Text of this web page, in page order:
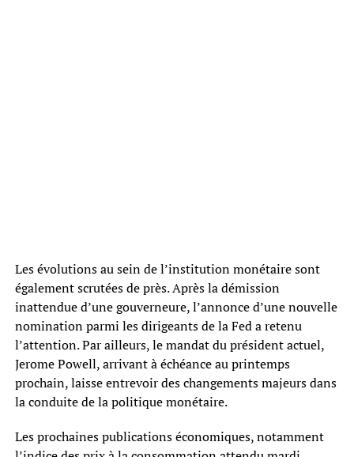
Les évolutions au sein de l’institution monétaire sont
également scrutées de près. Après la démission
inattendue d’une gouverneure, l’annonce d’une nouvelle
nomination parmi les dirigeants de la Fed a retenu
l’attention. Par ailleurs, le mandat du président actuel,
Jerome Powell, arrivant à échéance au printemps
prochain, laisse entrevoir des changements majeurs dans
la conduite de la politique monétaire.
Les prochaines publications économiques, notamment